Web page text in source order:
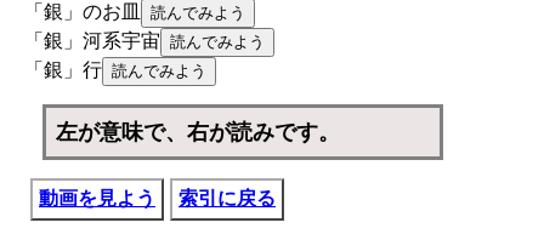
「銀」のお皿
「銀」河系宇宙
「銀」行
左が意味で、右が読みです。
動画を見よう 索引に戻る